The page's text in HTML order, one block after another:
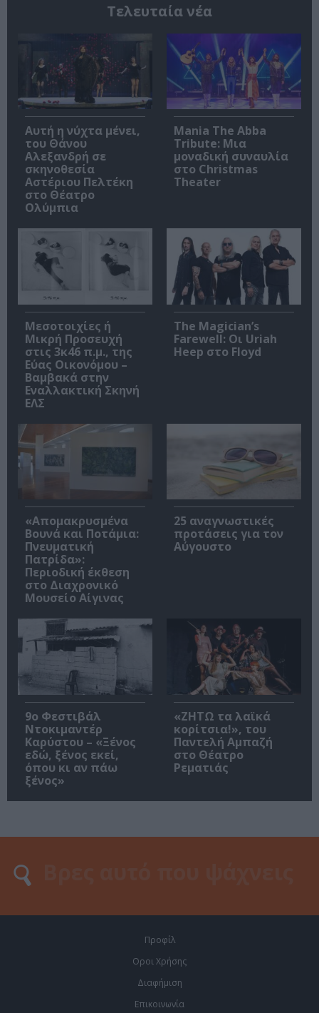
Τελευταία νέα
Αυτή η νύχτα μένει,
του Θάνου
Αλεξανδρή σε
σκηνοθεσία
Αστέριου Πελτέκη
στο Θέατρο
Ολύμπια
Mania The Abba
Tribute: Μια
μοναδική συναυλία
στο Christmas
Theater
Μεσοτοιχίες ή
Μικρή Προσευχή
στις 3κ46 π.μ., της
Εύας Οικονόμου –
Βαμβακά στην
Εναλλακτική Σκηνή
ΕΛΣ
The Magician’s
Farewell: Οι Uriah
Heep στο Floyd
«Απομακρυσμένα
Βουνά και Ποτάμια:
Πνευματική
Πατρίδα»:
Περιοδική έκθεση
στο Διαχρονικό
Μουσείο Αίγινας
25 αναγνωστικές
προτάσεις για τον
Αύγουστο
9ο Φεστιβάλ
Ντοκιμαντέρ
Καρύστου – «Ξένος
εδώ, ξένος εκεί,
όπου κι αν πάω
ξένος»
«ΖΗΤΩ τα λαϊκά
κορίτσια!», του
Παντελή Αμπαζή
στο Θέατρο
Ρεματιάς
Προφίλ
Οροι Χρήσης
Διαφήμιση
Επικοινωνία